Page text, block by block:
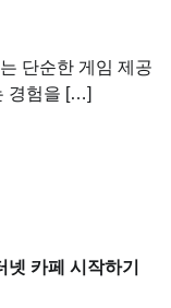
단순한 게임 제공
경험을 […]
카페 시작하기